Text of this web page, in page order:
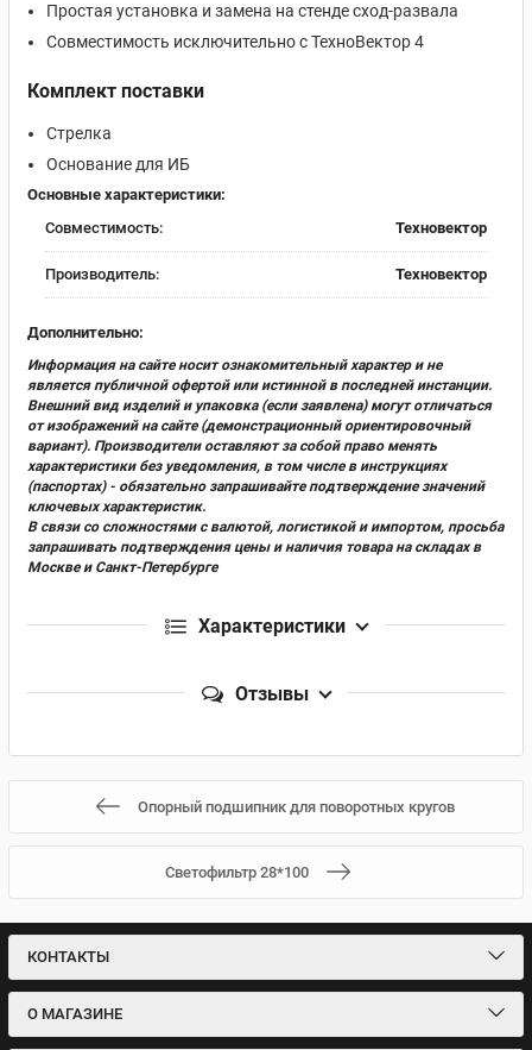
Простая установка и замена на стенде сход-развала
Совместимость исключительно с ТехноВектор 4
Комплект поставки
Стрелка
Основание для ИБ
Основные характеристики:
Совместимость:
Техновектор
Производитель: Техновектор
Дополнительно:
Информация на сайте носит ознакомительный характер и не
является публичной офертой или истинной в последней инстанции.
Внешний вид изделий и упаковка (если заявлена) могут отличаться
от изображений на сайте (демонстрационный ориентировочный
вариант). Производители оставляют за собой право менять
характеристики без уведомления, в том числе в инструкциях
(паспортах) - обязательно запрашивайте подтверждение значений
ключевых характеристик.
В связи со сложностями с валютой, логистикой и импортом, просьба
запрашивать подтверждения цены и наличия товара на складах в
Москве и Санкт-Петербурге
Характеристики
Отзывы
Опорный подшипник для поворотных кругов
Светофильтр 28*100
КОНТАКТЫ
О МАГАЗИНЕ